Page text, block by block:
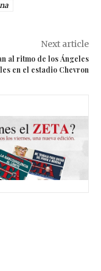
Next article
al ritmo de los Ángeles
en el estadio Chevron